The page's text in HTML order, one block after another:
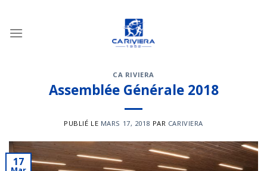
contenu
CA RIVIERA
Assemblée Générale 2018
PUBLIÉ LE MARS 17, 2018 PAR CARIVIERA
17